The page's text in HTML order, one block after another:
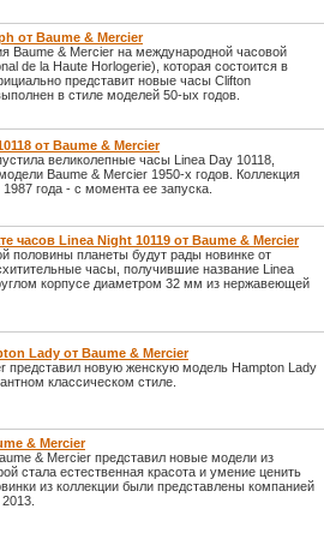
от Baume & Mercier
Baume & Mercier на международной часовой
de la Haute Horlogerie), которая состоится в
представит новые часы Clifton
в стиле моделей 50-ых годов.
от Baume & Mercier
великолепные часы Linea Day 10118,
Baume & Mercier 1950-х годов. Коллекция
года - с момента ее запуска.
часов Linea Night 10119 от Baume & Mercier
половины планеты будут рады новинке от
часы, получившие название Linea
корпусе диаметром 32 мм из нержавеющей
Lady от Baume & Mercier
представил новую женскую модель Hampton Lady
классическом стиле.
& Mercier
& Mercier представил новые модели из
стала естественная красота и умение ценить
из коллекции были представлены компанией